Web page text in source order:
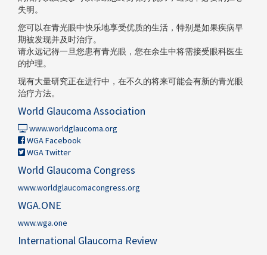
失明。
您可以在青光眼中快乐地享受优质的生活，特别是如果疾病早
期被发现并及时治疗。
请永远记得一旦您患有青光眼，您在余生中将需接受眼科医生
的护理。
现有大量研究正在进行中，在不久的将来可能会有新的青光眼
治疗方法。
World Glaucoma Association
www.worldglaucoma.org
WGA Facebook
WGA Twitter
World Glaucoma Congress
www.worldglaucomacongress.org
WGA.ONE
www.wga.one
International Glaucoma Review